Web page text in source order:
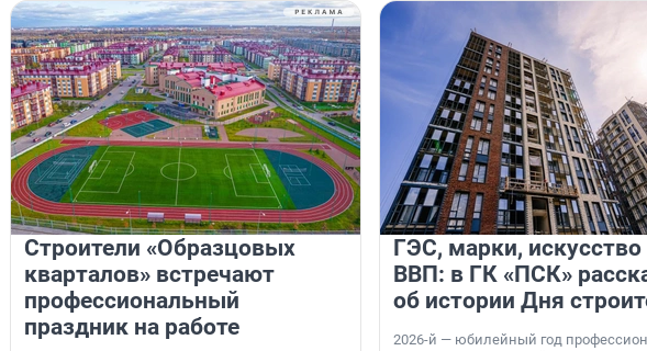
Строители «Образцовых
кварталов» встречают
профессиональный
праздник на работе
ГЭС, марки, искусство
ВВП: в ГК «ПСК»
об истории Дня
2026-й — юбилейный год